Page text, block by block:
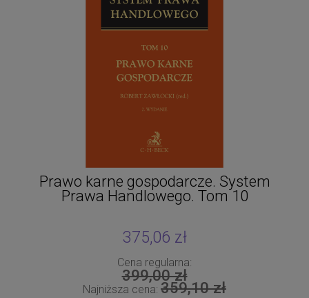
Prawo karne gospodarcze. System
Prawa Handlowego. Tom 10
375,06 zł
Cena regularna:
399,00 zł
Najniższa cena: 359,10 zł